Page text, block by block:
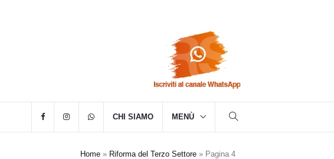
CHI SIAMO MENÙ
Home » Riforma del Terzo Settore » Pagina 4